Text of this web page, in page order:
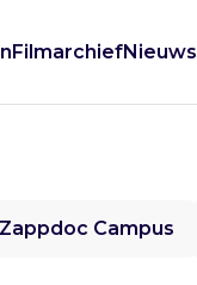
FilmarchiefNieuws
Zappdoc Campus